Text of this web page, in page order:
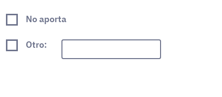
No aporta
Otro: